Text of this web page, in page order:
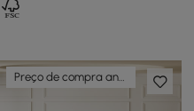
Preço de compra antecipada